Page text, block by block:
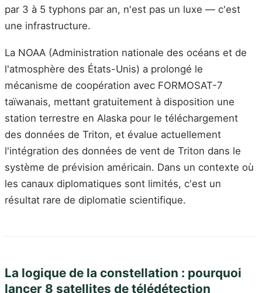
par 3 à 5 typhons par an, n'est pas un luxe — c'est
une infrastructure.
La NOAA (Administration nationale des océans et de
l'atmosphère des États-Unis) a prolongé le
mécanisme de coopération avec FORMOSAT-7
taïwanais, mettant gratuitement à disposition une
station terrestre en Alaska pour le téléchargement
des données de Triton, et évalue actuellement
l'intégration des données de vent de Triton dans le
système de prévision américain. Dans un contexte où
les canaux diplomatiques sont limités, c'est un
résultat rare de diplomatie scientifique.
La logique de la constellation : pourquoi
lancer 8 satellites de télédétection